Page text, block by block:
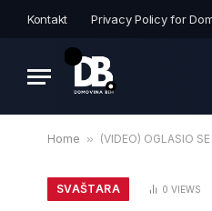
Kontakt Privacy Policy for
Home » (VIDEO) OGLASIO
SVAŠTARA 0 VIEWS